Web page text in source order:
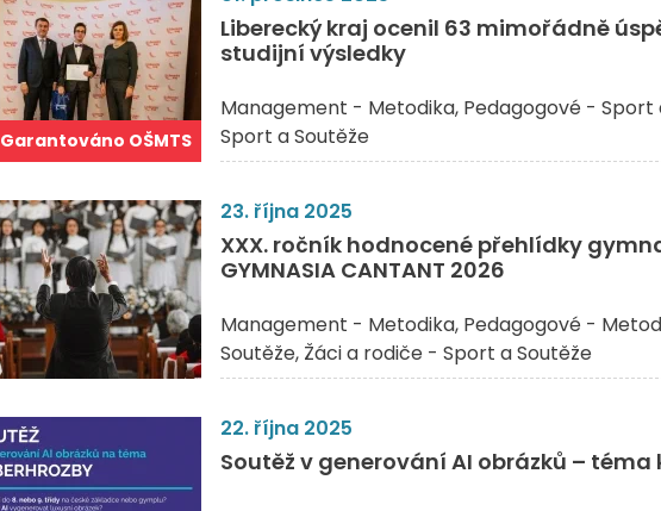
Garantováno OŠMTS
Liberecký kraj ocenil 63 mimořádně
studijní výsledky
Management - Metodika Pedagogové - Sport
Sport a Soutěže
23. října 2025
XXX. ročník hodnocené přehlídky
GYMNASIA CANTANT 2026
Management - Metodika Pedagogové -
Soutěže Žáci a rodiče - Sport a Soutěže
22. října 2025
Soutěž v generování AI obrázků – téma